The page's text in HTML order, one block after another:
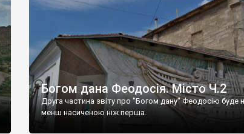
Богом дана Феодосія. Місто Ч.2
Друга частина звіту про "Богом дану" Феодосію буде
менш насиченою ніж перша.